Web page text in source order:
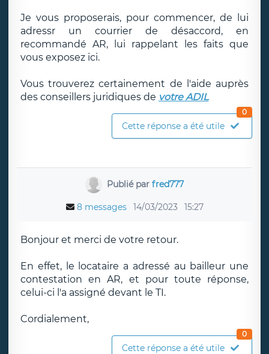
Je vous proposerais, pour commencer, de lui
adressr un courrier de désaccord, en
recommandé AR, lui rappelant les faits que
vous exposez ici.
Vous trouverez certainement de l'aide auprès
des conseillers juridiques de votre ADIL
Cette réponse a été utile
0
Publié par fred777
8 messages 14/03/2023 15:27
Bonjour et merci de votre retour.
En effet, le locataire a adressé au bailleur une
contestation en AR, et pour toute réponse,
celui-ci l'a assigné devant le TI.
Cordialement,
Cette réponse a été utile
0